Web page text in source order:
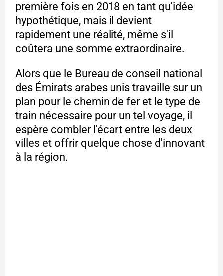
première fois en 2018 en tant qu'idée
hypothétique, mais il devient
rapidement une réalité, même s'il
coûtera une somme extraordinaire.
Alors que le Bureau de conseil national
des Émirats arabes unis travaille sur un
plan pour le chemin de fer et le type de
train nécessaire pour un tel voyage, il
espère combler l'écart entre les deux
villes et offrir quelque chose d'innovant
à la région.